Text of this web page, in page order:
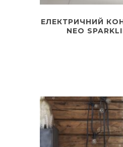
ЕЛЕКТРИЧНИЙ
NEO